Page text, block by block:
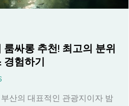
룸싸롱 추천! 최고의 분위
경험하기
산의 대표적인 관광지이자 밤